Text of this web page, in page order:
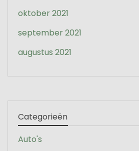
oktober 2021
september 2021
augustus 2021
Categorieën
Auto's